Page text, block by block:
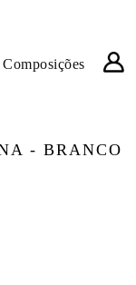
Composições
- BRANCO